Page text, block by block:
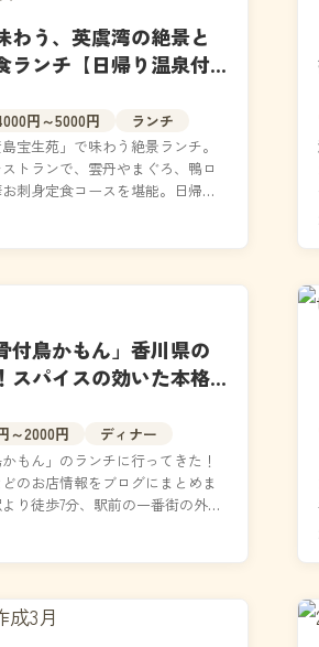
わう、英虞湾の絶景と
ランチ【日帰り温泉付
円～5000円
ランチ
宝生苑」で味わう絶景ランチ。
トランで、雲丹やまぐろ、鴨ロ
刺身定食コースを堪能。日帰り
露天風呂を楽しめる温泉付きプ
付鳥かもん」香川県の
スパイスの効いた本格
（駐車場・メニュ
～2000円
ディナー
もん」のランチに行ってきた！
のお店情報をブログにまとめま
り徒歩7分、駅前の一番街の外れ
付鳥の本場香川県で修業された